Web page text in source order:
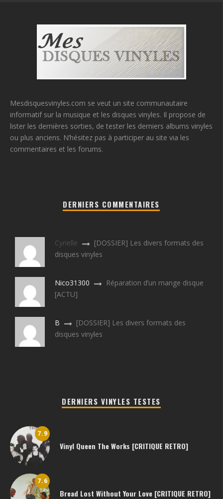
Mesdisquesvinyles.com se veut un site communautaire
informatif sur la musique et les disques vinyles. Il propose de
lister les dernières sorties, de tester les derniers albums vinyles
ou plus anciens. N’hésitez pas à participer au site via les
commentaires et les forums.
DERNIERS COMMENTAIRES
Cyrielle
[DOSSIER] Les divers formats des
disques vinyles
Nico31300
Réparation d’un mange disque
[ACTU]
B
[DOSSIER] Les divers formats des
disques vinyles
DERNIERS VINYLES TESTES
7.9
Vinyl Queen The Works [CRITIQUE RETRO]
7.6
Bread Lost Without Your Love [CRITIQUE RETRO]